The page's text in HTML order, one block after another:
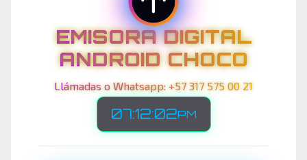
EMISORA DIGITAL
ANDROID CHOCO
Llámadas o Whatsapp: +57 317 575 00 21
07:12:05PM